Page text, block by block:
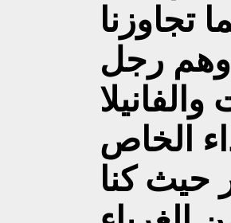
تجاوزنا
وهم رجل
الخاص
حيث كنا